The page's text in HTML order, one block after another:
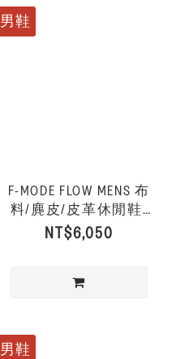
男鞋
F-MODE FLOW MENS 布
料/麂皮/皮革休閒鞋-
宇宙星河色
NT$6,050
男鞋